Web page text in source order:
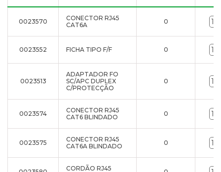
0023570
CONECTOR RJ45
CAT6A
0
0023552 FICHA TIPO F/F 0
0023513
ADAPTADOR FO
SC/APC DUPLEX
C/PROTECÇÃO
0
0023574
CONECTOR RJ45
CAT6 BLINDADO
0
0023575
CONECTOR RJ45
CAT6A BLINDADO
0
CORDÃO RJ45